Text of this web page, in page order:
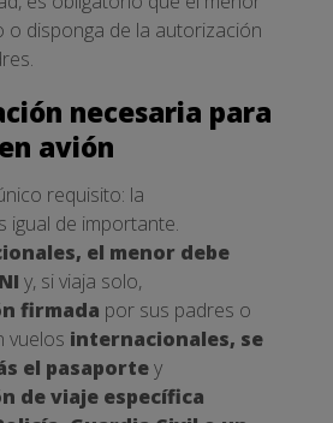
o disponga de la autorización
necesaria para
avión
requisito: la
igual de importante.
el menor debe
y, si viaja solo,
firmada por sus padres o
vuelos internacionales, se
el pasaportey
de viaje específica